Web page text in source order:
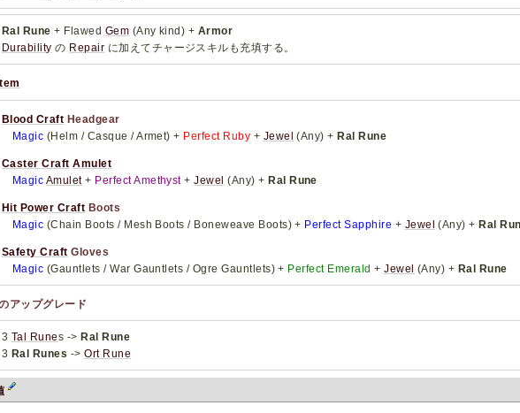
Ral Rune + Flawed Gem (Any kind) + Armor
Durability の Repair に加えてチャージスキルも充填する。
Blood Craft Headgear
Magic (Helm / Casque / Armet) + Perfect Ruby + Jewel (Any) +Ral Rune
Caster Craft Amulet
Magic Amulet+ Perfect Amethyst+Jewel (Any) +Ral Rune
Hit Power Craft Boots
Magic (Chain Boots / Mesh Boots / Boneweave Boots) + Perfect Sapphire + Jewel (Any) +Ral
Safety Craft Gloves
Magic (Gauntlets / War Gauntlets / Ogre Gauntlets) + Perfect Emerald +Jewel (Any) + Ral Rune
アップグレード
3 Tal Runes ->Ral Rune
3 Ral Runes ->Ort Rune